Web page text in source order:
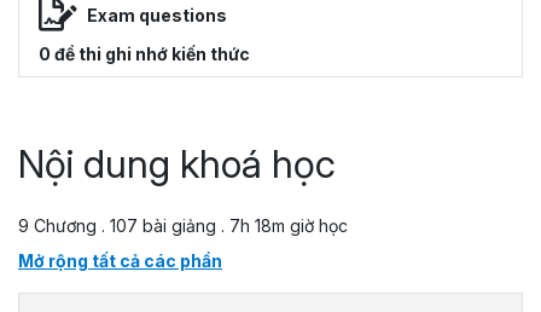
Exam questions
0 đề thi ghi nhớ kiến thức
Nội dung khoá học
9 Chương . 107 bài giảng . 7h 18m giờ học
Mở rộng tất cả các phần